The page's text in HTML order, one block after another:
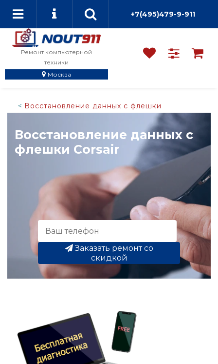
+7(495)479-9-911
Ремонт компьютерной
техники
Москва
Восстановление данных с флешки
Восстановление данных с
флешки Corsair
Заказать ремонт со
скидкой